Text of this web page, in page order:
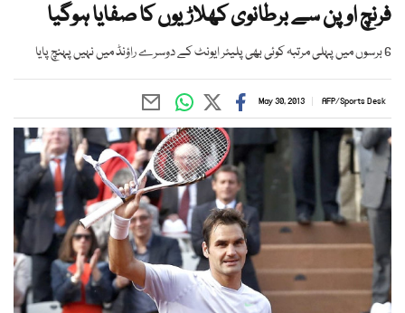
فرنچ اوپن سے برطانوی کھلاڑیوں کا صفایا ہوگیا
6 برسوں میں پہلی مرتبہ کوئی بھی پلیئر ایونٹ کے دوسرے راؤنڈ میں نہیں پہنچ پایا
AFP/Sports Desk
May 30, 2013